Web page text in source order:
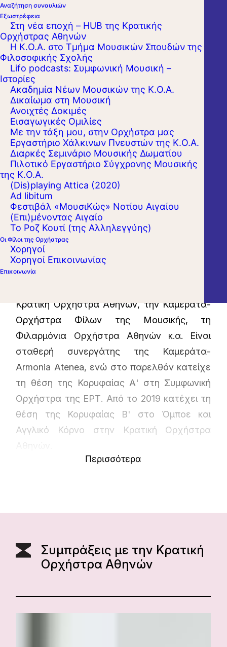
Αναζήτηση συναυλιών
Εξωστρέφεια
Στη νέα εποχή – HUB της Κρατικής
Ορχήστρας Αθηνών
Η Κ.Ο.Α. στο Τμήμα Μουσικών Σπουδών της
Φιλοσοφικής Σχολής
Lifo podcasts: Συμφωνική Μουσική –
Ιστορίες
Ακαδημία Νέων Μουσικών της Κ.Ο.Α.
Δικαίωμα στη Μουσική
Ανοιχτές Δοκιμές
Εισαγωγικές Ομιλίες
Με την τάξη μου, στην Ορχήστρα μας
Εργαστήριo Χάλκινων Πνευστών της Κ.Ο.Α.
Διαρκές Σεμινάριο Μουσικής Δωματίου
Πιλοτικό Εργαστήριο Σύγχρονης Μουσικής
της Κ.Ο.Α.
(Dis)playing Attica (2020)
Ad libitum
Φεστιβάλ «ΜουσιΚώς» Νοτίου Αιγαίου
(Επι)μένοντας Αιγαίο
Το Ροζ Κουτί (της Αλληλεγγύης)
Οι Φίλοι της Ορχήστρας
Χορηγοί
Χορηγοί Επικοινωνίας
Επικοινωνία
Ωδείο Θεσσαλονίκης. Με υποτροφία του
Ιδρύματος Κρατικών Υποτροφιών συνέχισε
τις μουσικές σπουδές στην Ακαδημία της
Κολωνίας στην τάξη του Prof. Christian
Schneider και στην Ακαδημία του Ντέτμολντ
στην τάξη του Prof. Jozsef Kiss,
αποκτώντας με άριστα τους τίτλους
Bachelor και Master στο Όμποε. Επίσης
σπούδασε Μπαρόκ Όμποε στην Ακαδημία
του Έσσεν με καθηγητή τον Prof. Michael
Niesemann.
Έχει εργαστεί στις συμφωνικές ορχήστρες
Bergische Symphoniker και Bochumer
Symphoniker. Επίσης συνέπραξε με διεθνούς
φήμης σύνολα, όπως την Όπερα της
Κολωνίας Gürzenich Orchester Köln, το
σύνολο σύγχρονης μουσικής Ensemble Musik
Κρατική Ορχήστρα Αθηνών, την Καμεράτα-
Ορχήστρα Φίλων της Μουσικής, τη
Φιλαρμόνια Ορχήστρα Αθηνών κ.α. Είναι
σταθερή συνεργάτης της Καμεράτα-
Armonia Atenea, ενώ στο παρελθόν κατείχε
τη θέση της Κορυφαίας Α' στη Συμφωνική
Ορχήστρα της ΕΡΤ. Από το 2019 κατέχει τη
θέση της Κορυφαίας Β' στο Όμποε και
Αγγλικό Κόρνο στην Κρατική Ορχήστρα
Περισσότερα
Συμπράξεις με την Κρατική
Ορχήστρα Αθηνών